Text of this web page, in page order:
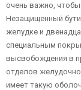
очень важно, чтобы
Незащищенный
желудке и
специальным
высвобождения в
отделов
имеет такую